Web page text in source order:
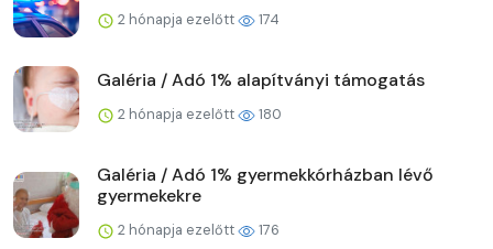
2 hónapja ezelőtt 174
Galéria / Adó 1% alapítványi támogatás
2 hónapja ezelőtt 180
Galéria / Adó 1% gyermekkórházban lévő
gyermekekre
2 hónapja ezelőtt 176